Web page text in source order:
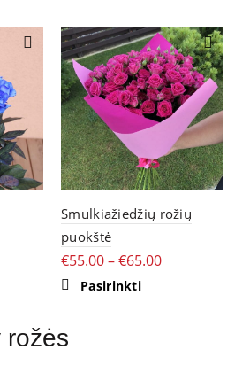
Smulkiažiedžių rožių
puokštė
€55.00–€65.00
PasirinktiThis
rožės